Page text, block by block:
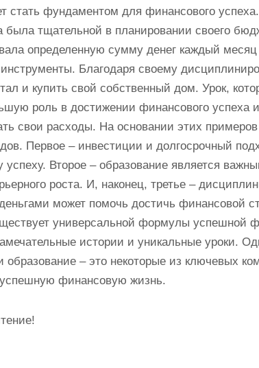
стать фундаментом для финансового
была тщательной в планировании своего
определенную сумму денег каждый
Благодаря своему
и купить свой собственный дом. Урок,
роль в достижении финансового успеха
свои расходы. На основании этих
Первое – инвестиции и долгосрочный
успеху. Второе – образование является
роста. И, наконец, третье –
может помочь достичь финансовой
универсальной формулы успешной
истории и уникальные уроки.
образование – это некоторые из ключевых
финансовую жизнь.